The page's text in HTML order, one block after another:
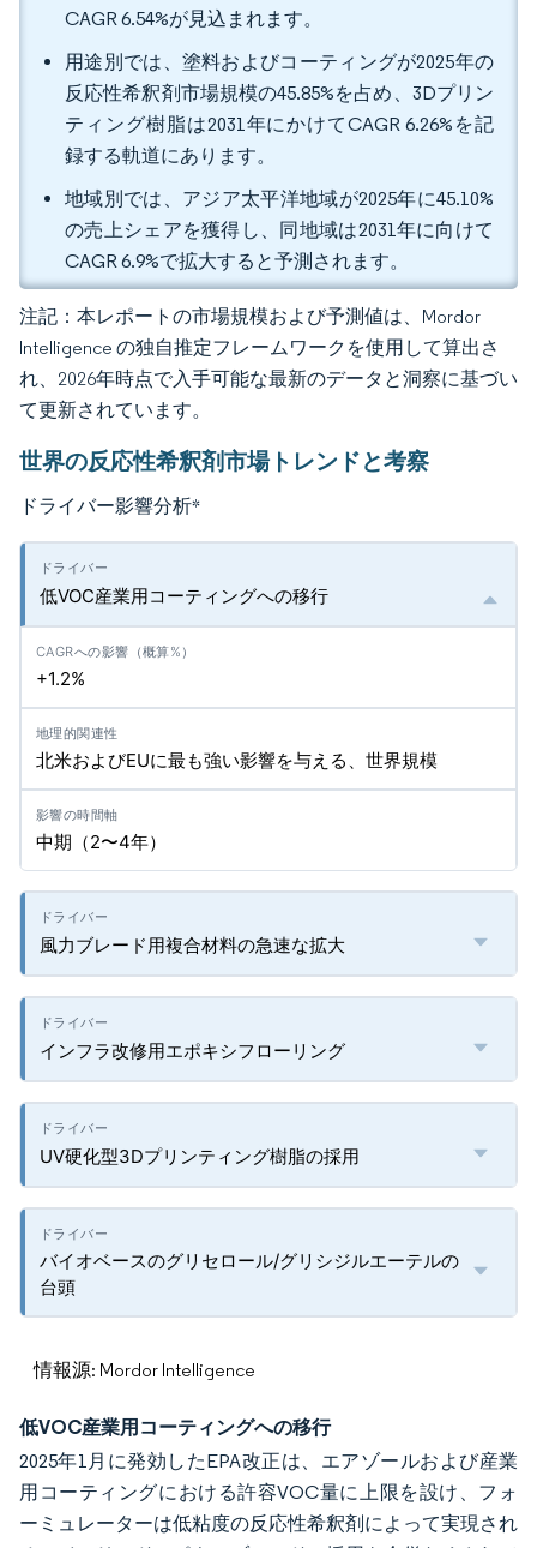
CAGR 6.54%が見込まれます。
用途別では、塗料およびコーティングが2025年の
反応性希釈剤市場規模の45.85%を占め、3Dプリン
ティング樹脂は2031年にかけてCAGR 6.26%を記
録する軌道にあります。
地域別では、アジア太平洋地域が2025年に45.10%
の売上シェアを獲得し、同地域は2031年に向けて
CAGR 6.9%で拡大すると予測されます。
注記：本レポートの市場規模および予測値は、Mordor
Intelligence の独自推定フレームワークを使用して算出さ
れ、2026年時点で入手可能な最新のデータと洞察に基づい
て更新されています。
世界の反応性希釈剤市場トレンドと考察
ドライバー影響分析*
低VOC産業用コーティングへの移行
+1.2%
北米およびEUに最も強い影響を与える、世界規模
中期（2〜4年）
風力ブレード用複合材料の急速な拡大
インフラ改修用エポキシフローリング
UV硬化型3Dプリンティング樹脂の採用
バイオベースのグリセロール/グリシジルエーテルの
台頭
情報源: Mordor Intelligence
低VOC産業用コーティングへの移行
2025年1月に発効したEPA改正は、エアゾールおよび産業
用コーティングにおける許容VOC量に上限を設け、フォ
ーミュレーターは低粘度の反応性希釈剤によって実現され